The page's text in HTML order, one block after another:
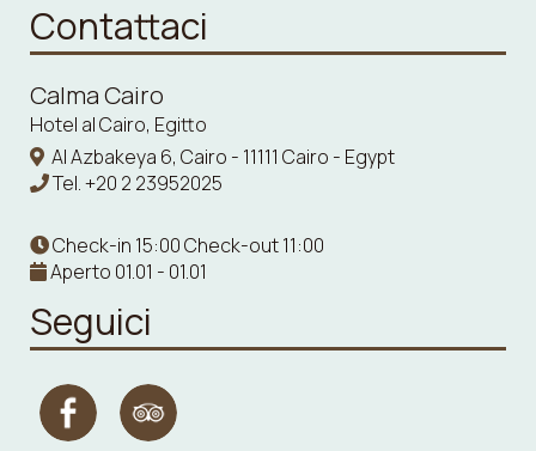
Contattaci
Calma Cairo
Hotel al Cairo, Egitto
Al Azbakeya 6, Cairo - 11111 Cairo - Egypt
Tel.+20 2 23952025
Check-in 15:00 Check-out 11:00
Aperto 01.01 - 01.01
Seguici